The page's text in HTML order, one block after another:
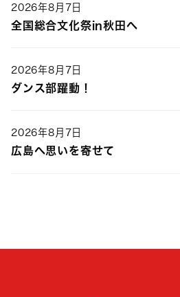
全国総合文化祭in秋田へ
2026年8月7日
ダンス部躍動！
2026年8月7日
広島へ思いを寄せて
2026年8月7日